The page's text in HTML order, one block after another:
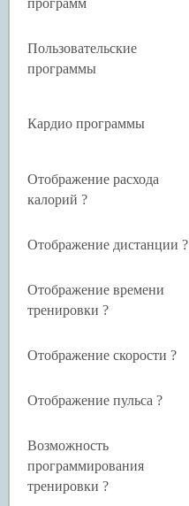
программ
Пользовательские
программы
Кардио программы
Отображение расхода
калорий ?
Отображение дистанции ?
Отображение времени
тренировки ?
Отображение скорости ?
Отображение пульса ?
Возможность
программирования
тренировки ?